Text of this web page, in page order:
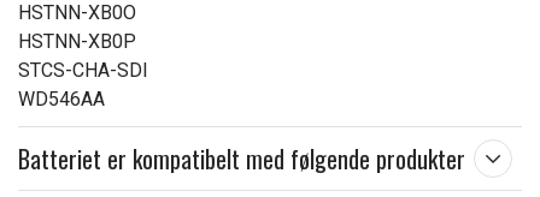
HSTNN-XB0O
HSTNN-XB0P
STCS-CHA-SDI
WD546AA
Batteriet er kompatibelt med følgende produkter